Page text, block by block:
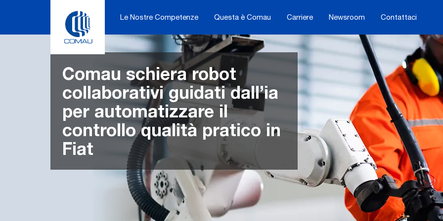
Le Nostre Competenze Questa è Comau Carriere Newsroom Contattaci
Comau schiera robot
collaborativi guidati dall’ia
per automatizzare il
controllo qualità pratico in
Fiat